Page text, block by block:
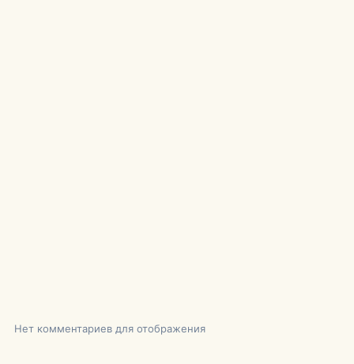
Нет комментариев для отображения